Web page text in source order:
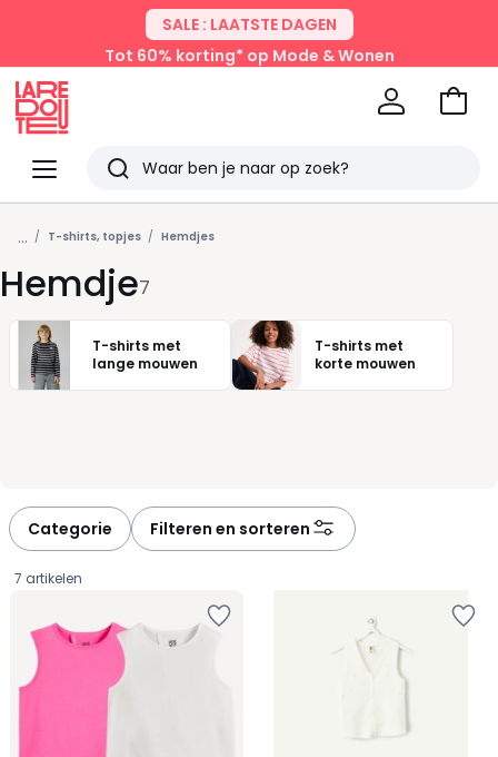
SALE : LAATSTE DAGEN
Tot 60% korting* op Mode & Wonen
Menu
Redoute
Zoeken
Laatst
bekeken
Naar
... T-shirts, topjes Hemdjes
Hemdje7
T-shirts met
lange mouwen
T-shirts met
korte mouwen
Categorie Filteren en sorteren
7 artikelen